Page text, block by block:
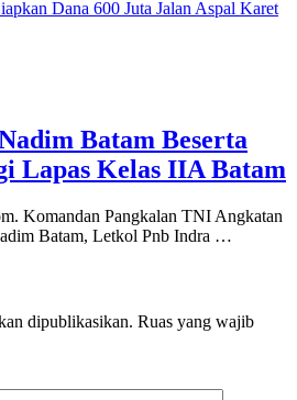
Dana 600 Juta Jalan Aspal Karet
Batam Beserta
Lapas Kelas IIA Batam
Komandan Pangkalan TNI Angkatan
Batam, Letkol Pnb Indra …
dipublikasikan. Ruas yang wajib